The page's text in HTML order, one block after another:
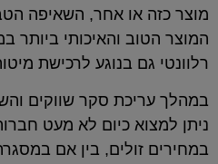
מוצר כזה או אחר, השאיפה
המוצר הטוב והאיכותי ביותר
רלוונטי גם בנוגע לרכישת
במהלך עריכת סקר שווקים
ניתן למצוא כיום לא מעט
במחירים זולים, בין אם